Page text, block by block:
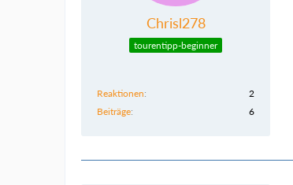
Chrisl278
tourentipp-beginner
Reaktionen
2
Beiträge
6